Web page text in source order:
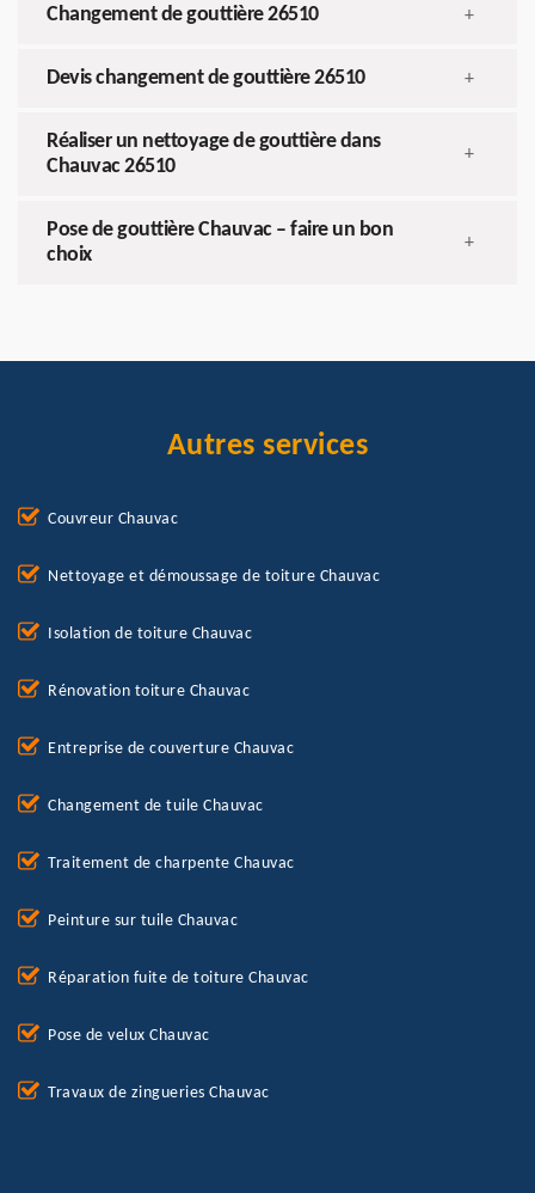
Changement de gouttière 26510 +
Devis changement de gouttière 26510 +
Réaliser un nettoyage de gouttière dans
Chauvac 26510
+
Pose de gouttière Chauvac – faire un bon
choix
+
Autres services
Couvreur Chauvac
Nettoyage et démoussage de toiture Chauvac
Isolation de toiture Chauvac
Rénovation toiture Chauvac
Entreprise de couverture Chauvac
Changement de tuile Chauvac
Traitement de charpente Chauvac
Peinture sur tuile Chauvac
Réparation fuite de toiture Chauvac
Pose de velux Chauvac
Travaux de zingueries Chauvac